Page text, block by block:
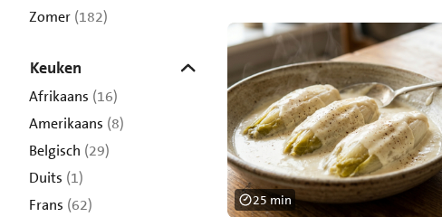
Zomer (182)
Keuken
Afrikaans (16)
Amerikaans (8)
Belgisch (29)
Duits (1)
Frans (62)
25 min